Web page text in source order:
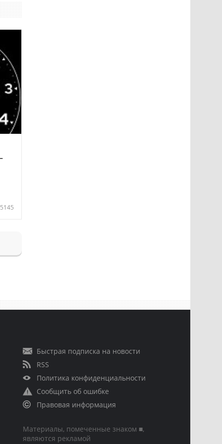
5145
Быстрая подписка на новости
RSS
Политика конфиденциальности
Сообщить об ошибке
Правовая информация
Материалы, помеченные знаком ■,
являются рекламой